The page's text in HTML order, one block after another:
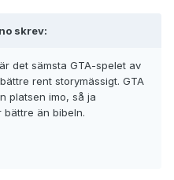
skrev:
det sämsta GTA-spelet av
rent storymässigt. GTA
platsen imo, så ja
bättre än bibeln.